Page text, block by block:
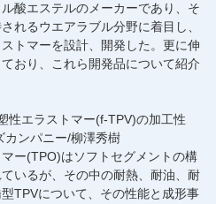
酸エステルのメーカーであり、そ
れるウエアラブル分野に着目し、
トマーを設計、開発した。更に伸
おり、これら開発品について紹介
性エラストマー(f-TPV)の加工性
カンパニー/柳澤秀樹
ー(TPO)はソフトセグメントの構
いるが、その中の耐熱、耐油、耐
TPVについて、その性能と成形事